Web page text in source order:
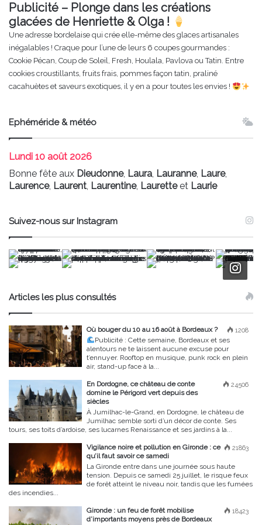
Publicité – Plonge dans les créations
glacées de Henriette & Olga !
Une adresse bordelaise qui crée elle-même des glaces artisanales
inégalables ! Craque pour l’une de leurs 6 coupes gourmandes :
Cookie Pécan, Coup de Soleil, Fresh, Houlala, Pavlova ou Tatin. Entre
cookies croustillants, fruits frais, pommes façon tatin, praliné
cacahuètes et saveurs exotiques, il y en a pour toutes les envies !
Ephéméride & météo
Lundi 10 août 2026
Bonne fête aux Dieudonne, Laura, Lauranne, Laure,
Laurence, Laurent, Laurentine, Lauretteet Laurie
Suivez-nous sur Instagram
Articles les plus consultés
1208
Où bouger du 10 au 16 août à Bordeaux ?
Publicité :Cette semaine, Bordeaux et ses
alentours ne te laissent aucune excuse pour
t’ennuyer. Rooftop en musique, punk rock en plein
air, stand-up face à la...
24506
En Dordogne, ce château de conte
domine le Périgord vert depuis des
siècles
À Jumilhac-le-Grand, en Dordogne, le château de
Jumilhac semble sorti d’un décor de conte. Ses
tours, ses toits d’ardoise, ses lucarnes Renaissance et ses jardins à la...
21863
Vigilance noire et pollution en Gironde : ce
qu’il faut savoir ce samedi
La Gironde entre dans une journée sous haute
tension. Depuis ce samedi 25 juillet, le risque feux
de forêt atteint le niveau noir, tandis que les fumées
des incendies...
18423
Gironde : un feu de forêt mobilise
d’importants moyens près de Bordeaux